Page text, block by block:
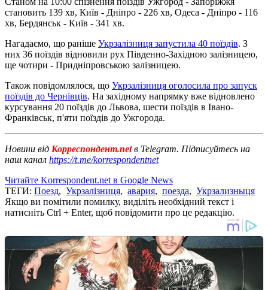
становить 139 хв, Київ - Дніпро - 226 хв, Одеса - Дніпро - 116
хв, Бердянськ - Київ - 341 хв.
Нагадаємо, що раніше Укрзалізниця запустила 40 поїздів. З
них 36 поїздів відновили рух Південно-Західною залізницею,
ще чотири - Придніпровською залізницею.
Також повідомлялося, що Укрзалізниця оголосила про запуск
поїздів до Чернівців. На західному напрямку вже відновлено
курсування 20 поїздів до Львова, шести поїздів в Івано-
Франківськ, п'яти поїздів до Ужгорода.
Новини від Корреспондент.netв Telegram. Підписуйтесь на
наш канал https://t.me/korrespondentnet
Читайте Korrespondent.net в Google News
ТЕГИ: Поезд, Укрзалізниця, авария, поезда, Укрзализныця
Якщо ви помітили помилку, виділіть необхідний текст і
натисніть Ctrl + Enter, щоб повідомити про це редакцію.